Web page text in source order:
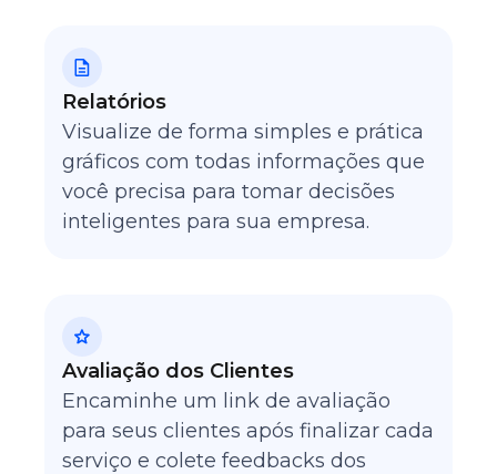
Relatórios
Visualize de forma simples e prática
gráficos com todas informações que
você precisa para tomar decisões
inteligentes para sua empresa.
Avaliação dos Clientes
Encaminhe um link de avaliação
para seus clientes após finalizar cada
serviço e colete feedbacks dos